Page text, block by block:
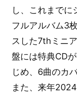
し、これまでに
フルアルバム3
スした7thミニ
盤には特典CD
じめ、6曲のカ
また、来年